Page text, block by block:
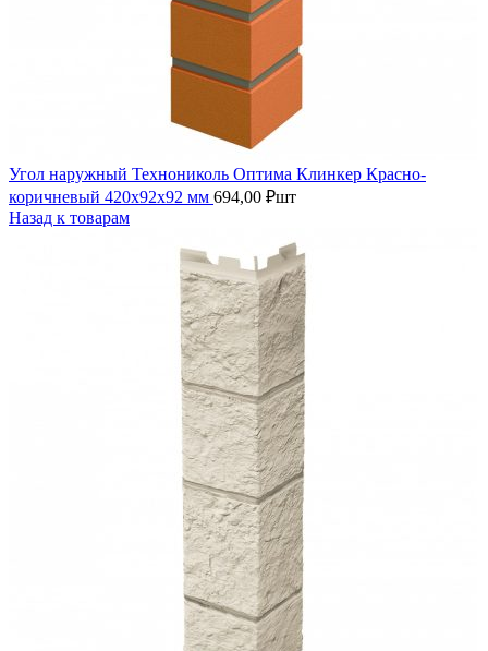
Угол наружный Технониколь Оптима Клинкер Красно-
коричневый 420х92х92 мм 694,00 ₽шт
Назад к товарам